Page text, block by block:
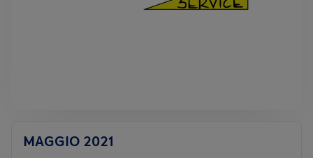
MAGGIO 2021